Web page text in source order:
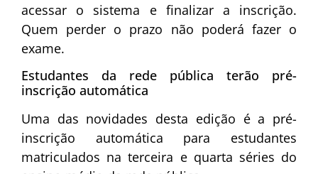
acessar o sistema e finalizar a inscrição.
Quem perder o prazo não poderá fazer o
exame.
Estudantes da rede pública terão pré-
inscrição automática
Uma das novidades desta edição é a pré-
inscrição automática para estudantes
matriculados na terceira e quarta séries do